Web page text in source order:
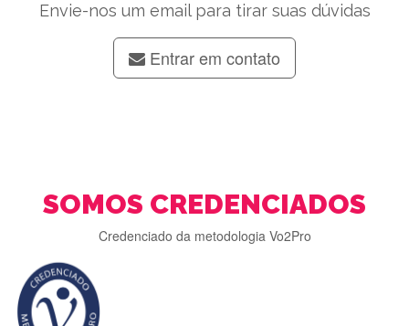
Envie-nos um email para tirar suas dúvidas
Entrar em contato
SOMOS CREDENCIADOS
Credenciado da metodologia Vo2Pro